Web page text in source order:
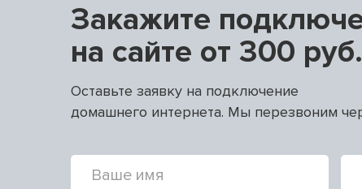
Закажите
на сайте от 300
Оставьте заявку на подключение
домашнего интернета. Мы перезвоним